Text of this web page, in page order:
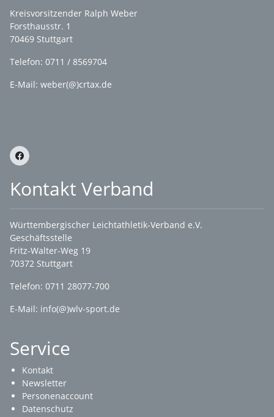
Kreisvorsitzender Ralph Weber
Forsthausstr. 1
70469 Stuttgart
Telefon: 0711 / 8569704
E-Mail: weber(@)crtax.de
Kontakt Verband
Württembergischer Leichtathletik-Verband e.V.
Geschäftsstelle
Fritz-Walter-Weg 19
70372 Stuttgart
Telefon: 0711 28077-700
E-Mail: info(@)wlv-sport.de
Service
Kontakt
Newsletter
Personenaccount
Datenschutz